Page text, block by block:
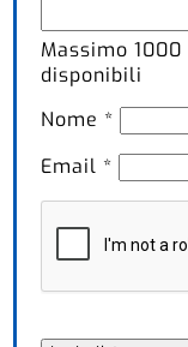
Massimo1000
disponibili
Nome *
Email *